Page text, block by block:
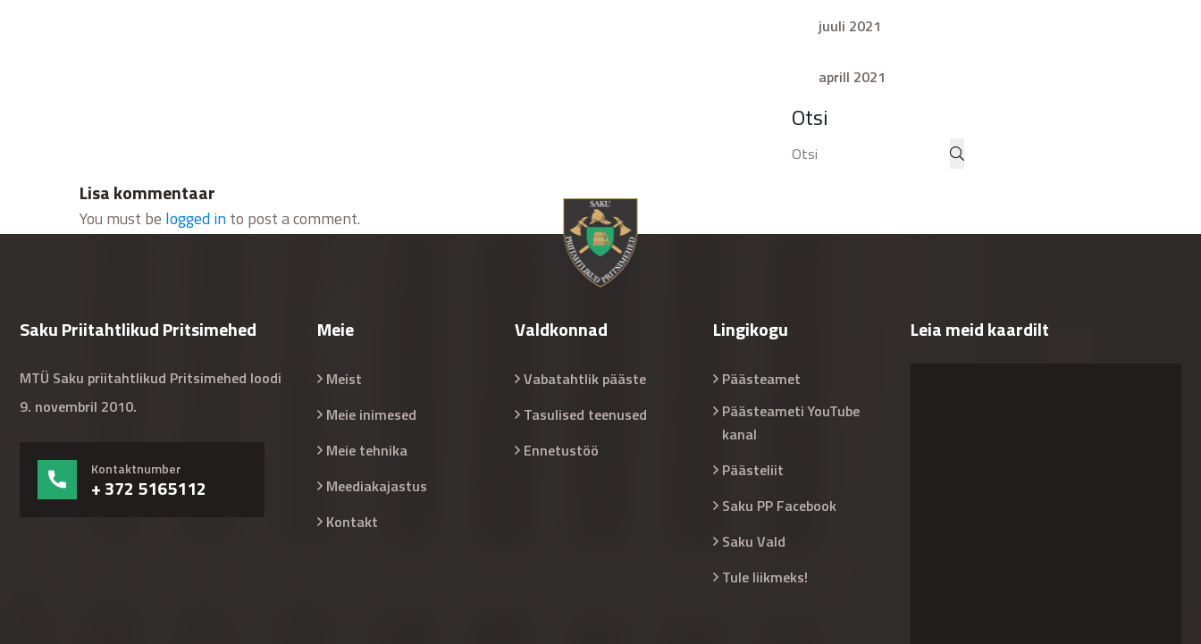
juuli 2021
aprill 2021
Otsi
Lisa kommentaar
You must be logged into post a comment.
Saku Priitahtlikud Pritsimehed
MTÜ Saku priitahtlikud Pritsimehed loodi
9. novembril 2010.
Kontaktnumber
+ 372 5165112
Meie
Meist
Meie inimesed
Meie tehnika
Meediakajastus
Kontakt
Valdkonnad
Vabatahtlik pääste
Tasulised teenused
Ennetustöö
Lingikogu
Päästeamet
Päästeameti YouTube
kanal
Päästeliit
Saku PP Facebook
Saku Vald
Tule liikmeks!
Leia meid kaardilt